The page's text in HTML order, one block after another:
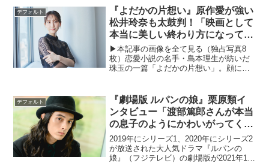
様」が2021年7月15日にスタートした。
主人公の日高泉...
デフォルト
『よだかの片想い』原作愛が強い
松井玲奈も太鼓判！「映画として
本当に美しい終わり方になってい
る」
▶︎本記事の画像を全て見る（独占写真8
枚）恋愛小説の名手・島本理生が紡いだ
珠玉の一篇「よだかの片想い」。顔にあ
画を撮る監督・飛坂逢太の恋愛模様を、
群像とともに描き、多く...
デフォルト
『劇場版 ルパンの娘』栗原類イ
ンタビュー「渡部篤郎さんが本当
の息子のようにかわいがってくれ
た」
2019年にシリーズ1、2020年にシリーズ2
が放送された大人気ドラマ『ルパンの
娘』（フジテレビ）の劇場版が2021年10